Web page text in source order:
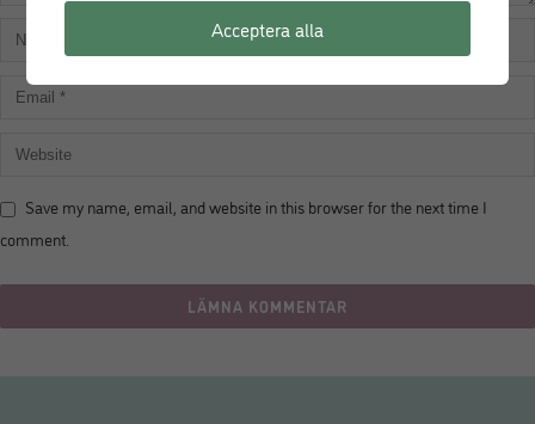
Save my name, email, and website in this browser for the next time I
comment.
Acceptera alla